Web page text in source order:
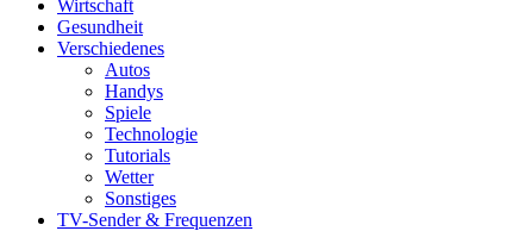
Wirtschaft
Gesundheit
Verschiedenes
Autos
Handys
Spiele
Technologie
Tutorials
Wetter
Sonstiges
TV-Sender & Frequenzen